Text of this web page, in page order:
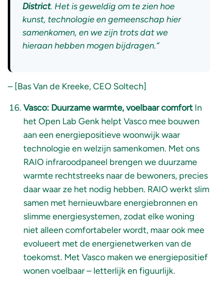
District. Het is geweldig om te zien hoe
kunst, technologie en gemeenschap hier
samenkomen, en we zijn trots dat we
hieraan hebben mogen bijdragen.”
– [Bas Van de Kreeke, CEO Soltech]
Vasco: Duurzame warmte, voelbaar comfort In
het Open Lab Genk helpt Vasco mee bouwen
aan een energiepositieve woonwijk waar
technologie en welzijn samenkomen. Met ons
RAIO infraroodpaneel brengen we duurzame
warmte rechtstreeks naar de bewoners, precies
daar waar ze het nodig hebben. RAIO werkt slim
samen met hernieuwbare energiebronnen en
slimme energiesystemen, zodat elke woning
niet alleen comfortabeler wordt, maar ook mee
evolueert met de energienetwerken van de
toekomst. Met Vasco maken we energiepositief
wonen voelbaar – letterlijk en figuurlijk.